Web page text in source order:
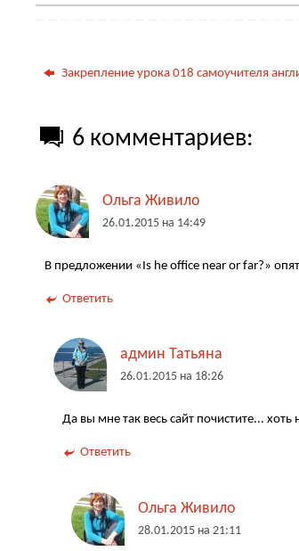
Закрепление урока 018 самоучителя
6 комментариев:
Ольга Живило
26.01.2015 на 14:49
В предложении «Is he office near or far?»
Ответить
админ Татьяна
26.01.2015 на 18:26
Да вы мне так весь сайт почистите...
Ответить
Ольга Живило
28.01.2015 на 21:11